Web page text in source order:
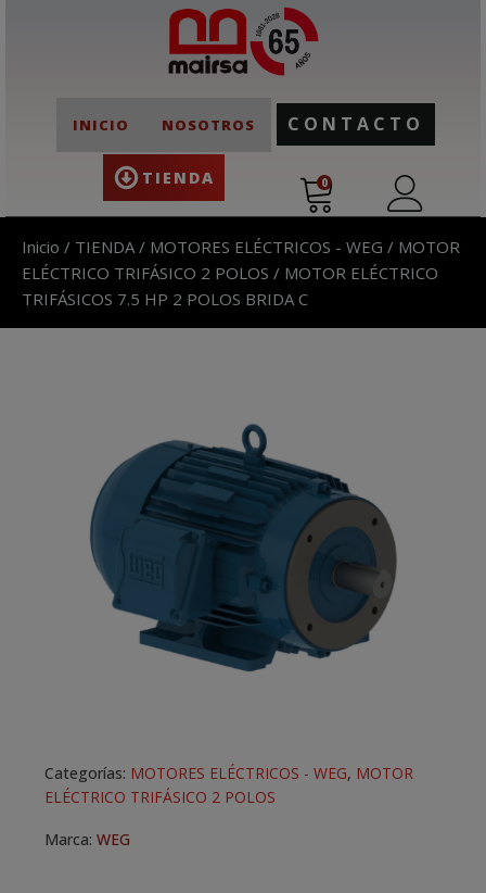
INICIO NOSOTROS
TIENDA
CONTACTO
0
Inicio / TIENDA / MOTORES ELÉCTRICOS - WEG / MOTOR
ELÉCTRICO TRIFÁSICO 2 POLOS / MOTOR ELÉCTRICO
TRIFÁSICOS 7.5 HP 2 POLOS BRIDA C
Categorías: MOTORES ELÉCTRICOS - WEG, MOTOR
ELÉCTRICO TRIFÁSICO 2 POLOS
Marca: WEG